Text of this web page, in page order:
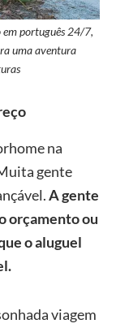
português 24/7,
uma aventura
na
gente
A gente
orçamento ou
o aluguel
viagem